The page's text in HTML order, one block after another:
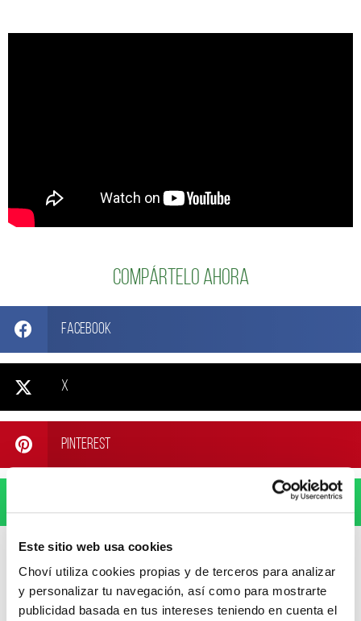
Este sitio web usa cookies
Choví utiliza cookies propias y de terceros para analizar
y personalizar tu navegación, así como para mostrarte
publicidad basada en tus intereses teniendo en cuenta el
Compártelo ahora
Facebook
X
Pinterest